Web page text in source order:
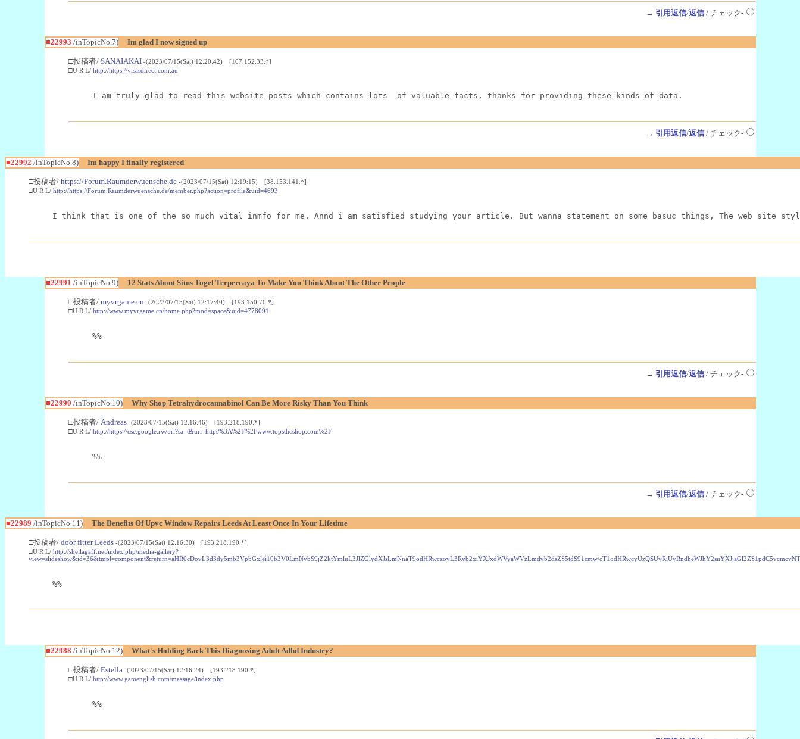
→ 引用返信/返信/ チェック-
■22993 /inTopicNo.7) Im glad I now signed up
□投稿者/ SANAIAKAI -(2023/07/15(Sat) 12:20:42) [107.152.33.*]
□U R L/ http://https://visasdirect.com.au
I am truly glad to read this website posts which contains lots  of valuable facts, thanks for providing these kinds of data.
→ 引用返信/返信/ チェック-
■22992 /inTopicNo.8) Im happy I finally registered
□投稿者/ https://Forum.Raumderwuensche.de -(2023/07/15(Sat) 12:19:15) [38.153.141.*]
□U R L/ http://https://Forum.Raumderwuensche.de/member.php?action=profile&uid=4693
I think that is one of the so much vital inmfo for me. Annd i am satisfied studying your article. But wanna statement on some basuc things, The web
■22991 /inTopicNo.9) 12 Stats About Situs Togel Terpercaya To Make You Think About The Other People
□投稿者/ myvrgame.cn -(2023/07/15(Sat) 12:17:40) [193.150.70.*]
□U R L/ http://www.myvrgame.cn/home.php?mod=space&uid=4778091
%%
→ 引用返信/返信/ チェック-
■22990 /inTopicNo.10) Why Shop Tetrahydrocannabinol Can Be More Risky Than You Think
□投稿者/ Andreas -(2023/07/15(Sat) 12:16:46) [193.218.190.*]
□U R L/ http://https://cse.google.rw/url?sa=t&url=https%3A%2F%2Fwww.topsthcshop.com%2F
%%
→ 引用返信/返信/ チェック-
■22989 /inTopicNo.11) The Benefits Of Upvc Window Repairs Leeds At Least Once In Your Lifetime
□投稿者/ door fitter Leeds -(2023/07/15(Sat) 12:16:30) [193.218.190.*]
□U R L/ http://sheilagaff.net/index.php/media-gallery?
view=slideshow&id=36&tmpl=component&return=aHR0cDovL3d3dy5mb3VpbGxlei10b3V0LmNvbS9jZ2ktYmluL3JlZGlydXJsLmNnaT9odHRwczovL3Rvb2xiYXJxdWVyaWVzLmdvb2dsZS5tdS91cmw/
%%
■22988 /inTopicNo.12) What's Holding Back This Diagnosing Adult Adhd Industry?
□投稿者/ Estella -(2023/07/15(Sat) 12:16:24) [193.218.190.*]
□U R L/ http://www.gamenglish.com/message/index.php
%%